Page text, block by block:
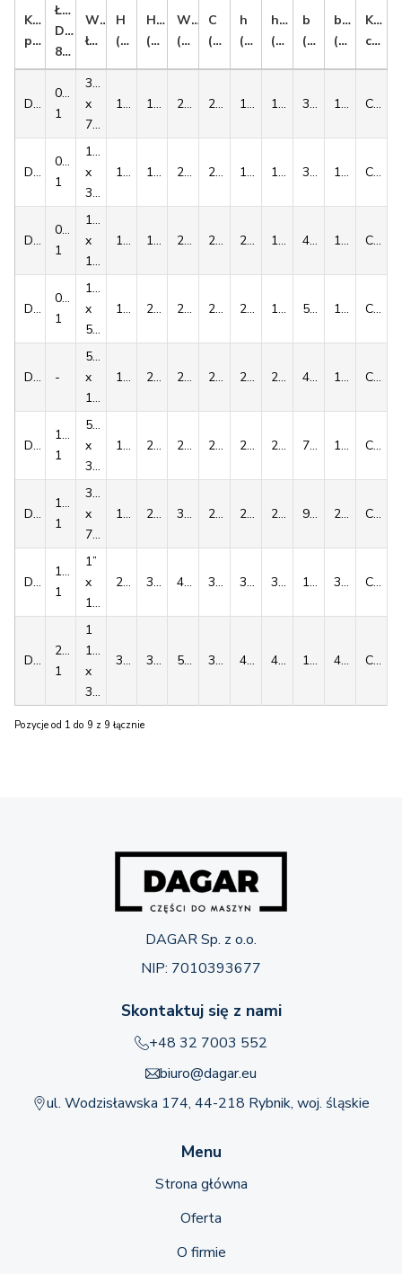
Kod
produktu
Łańcuch
DIN
8187
Wymiary
łańcucha
H
(mm)
Hc
(mm)
W
(mm)
C
(mm)
h
(mm)
h1
(mm)
b
(mm)
b1
(mm)
Kod
ceownika
D00046
06B-
1
3/8”
x
7/32”
14 17 20 20 1.5 1.1 3.8 13.0 C3
D00047
083-
1
1/2”
x
3/16”
14 17 20 20 1.6 1.4 3.0 12.4 C3
D00048
085-
1
1/2”
x
1/4”
14 17 22 20 2.2 1.6 4.5 15.1 C3
D00049
08B-
1
1/2’’
x
5/16’’
16 20 25 20 2.2 1.6 5.7 16.3 C3
D00050 -
5/8”
x
1/4”
16 20 25 20 2.6 2.1 4.1 16.1 C3
D00051
10B-
1
5/8”
x
3/8”
16 20 28 28 2.6 2.1 7.4 19.2 C5
D00052
12B-
1
3/4”
x
7/16”
18 22 30 28 2.4 2.8 9.2 21.8 C5
D00053
16B-
1
1”
x
17mm
25 30 42 38 3.5 3.3 15.0 33.8 C9
D00054
20B-
1
1
1/4”
x
3/4”
30 35 50 38 4.2 4.0 16.8 40.0 C9
Pozycje od 1 do 9 z 9 łącznie
DAGAR Sp. z o.o.
NIP: 7010393677
Skontaktuj się z nami
+48 32 7003 552
biuro@dagar.eu
ul. Wodzisławska 174, 44-218 Rybnik, woj. śląskie
Menu
Strona główna
Oferta
O firmie